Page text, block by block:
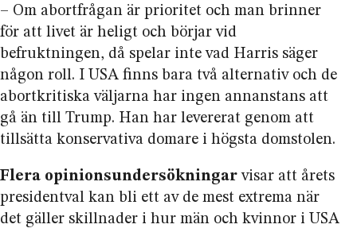
– Om abortfrågan är prioritet och man brinner
för att livet är heligt och börjar vid
befruktningen, då spelar inte vad Harris säger
någon roll. I USA finns bara två alternativ och de
abortkritiska väljarna har ingen annanstans att
gå än till Trump. Han har levererat genom att
tillsätta konservativa domare i högsta domstolen.
Flera opinionsundersökningarvisar att årets
presidentval kan bli ett av de mest extrema när
det gäller skillnader i hur män och kvinnor i USA